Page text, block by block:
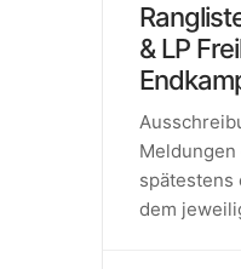
& LP
spätestens
dem